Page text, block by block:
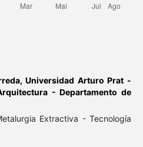
Universidad Arturo Prat -
- Departamento de
Extractiva - Tecnología